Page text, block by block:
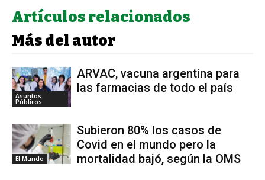
Artículos relacionados
Más del autor
Asuntos
Públicos
ARVAC, vacuna argentina para
las farmacias de todo el país
El Mundo
Subieron 80% los casos de
Covid en el mundo pero la
mortalidad bajó, según la OMS